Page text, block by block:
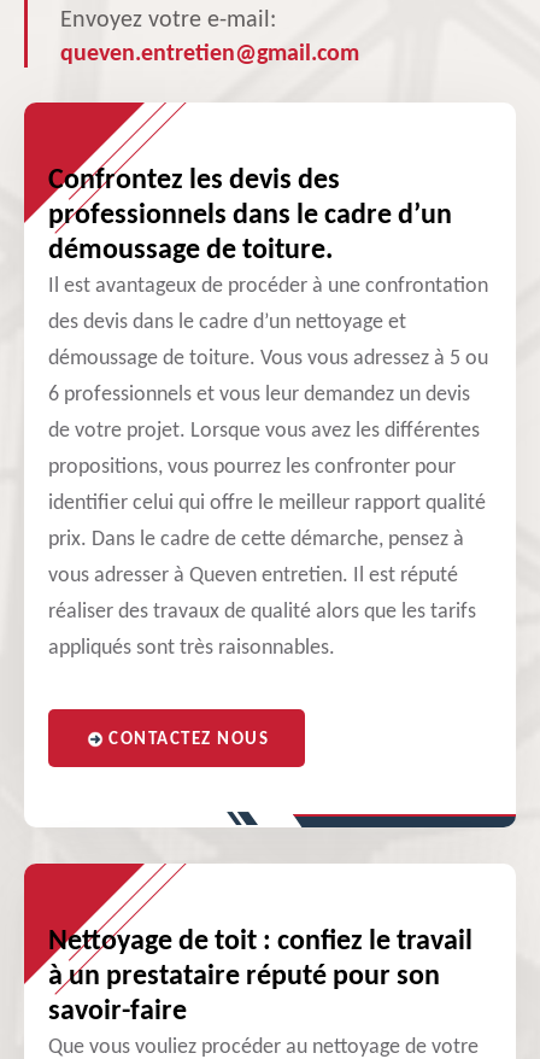
Envoyez votre e-mail:
queven.entretien@gmail.com
Confrontez les devis des
professionnels dans le cadre d’un
démoussage de toiture.
Il est avantageux de procéder à une confrontation
des devis dans le cadre d’un nettoyage et
démoussage de toiture. Vous vous adressez à 5 ou
6 professionnels et vous leur demandez un devis
de votre projet. Lorsque vous avez les différentes
propositions, vous pourrez les confronter pour
identifier celui qui offre le meilleur rapport qualité
prix. Dans le cadre de cette démarche, pensez à
vous adresser à Queven entretien. Il est réputé
réaliser des travaux de qualité alors que les tarifs
appliqués sont très raisonnables.
CONTACTEZ NOUS
Nettoyage de toit : confiez le travail
à un prestataire réputé pour son
savoir-faire
Que vous vouliez procéder au nettoyage de votre